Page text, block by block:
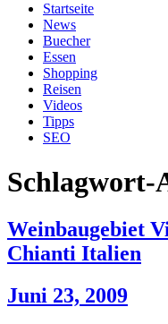
Startseite
News
Buecher
Essen
Shopping
Reisen
Videos
Tipps
SEO
Weinbaugebiet
Chianti Italien
Juni 23, 2009